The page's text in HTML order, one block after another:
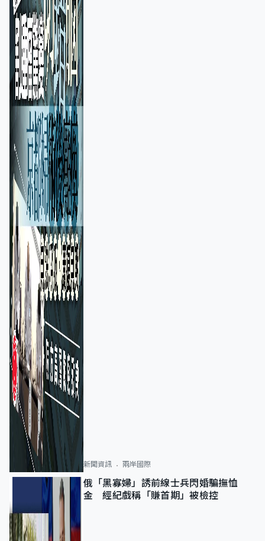
新聞資訊 兩岸國際
俄「黑寡婦」誘前線士兵閃婚騙撫恤
金 經紀戲稱「賺首期」被檢控